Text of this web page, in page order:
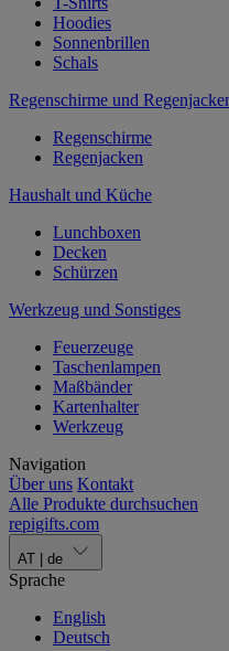
Hoodies
Sonnenbrillen
Schals
Regenschirme und
Regenschirme
Regenjacken
Haushalt und Küche
Lunchboxen
Decken
Schürzen
Werkzeug und Sonstiges
Feuerzeuge
Taschenlampen
Maßbänder
Kartenhalter
Werkzeug
Navigation
Über uns Kontakt
Alle Produkte durchsuchen
repigifts.com
AT de
Sprache
English
Deutsch